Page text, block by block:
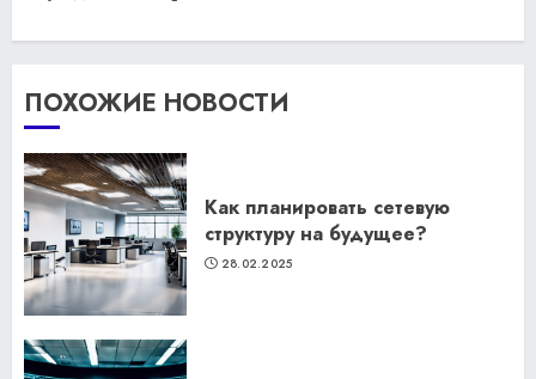
ПОХОЖИЕ НОВОСТИ
Как планировать сетевую
структуру на будущее?
28.02.2025